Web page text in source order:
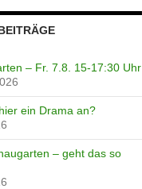
– Fr. 7.8. 15-17:30 Uhr
ein Drama an?
– geht das so